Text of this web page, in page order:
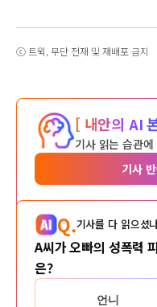
ⓒ 트윅, 무단 전재 및 재배포 금지
[ 내안의 AI
기사 읽는 습관
기사
Q.기사를 다 읽으셨
A씨가 오빠의 성폭력
은?
언니